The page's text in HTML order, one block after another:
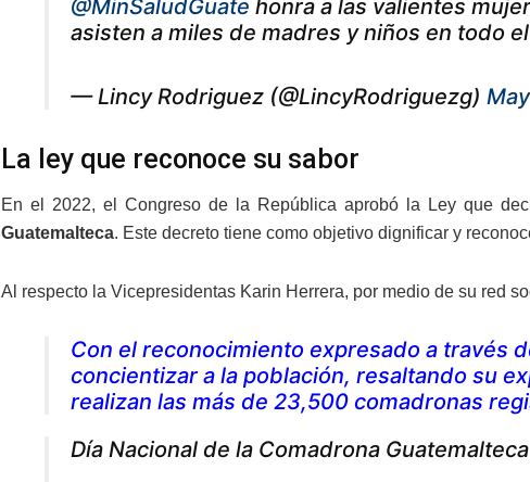
@MinSaludGuate honra a las valientes
asisten a miles de madres y niños en todo
— Lincy Rodriguez (@LincyRodriguezg)
La ley que reconoce su sabor
En el 2022, el Congreso de la República aprobó la Ley que
Guatemalteca. Este decreto tiene como objetivo dignificar y
Al respecto la Vicepresidentas Karin Herrera, por medio de su red
Con el reconocimiento expresado a través
concientizar a la población, resaltando su
realizan las más de 23,500 comadronas
Día Nacional de la Comadrona Guatemalteca